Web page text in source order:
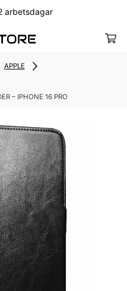
arbetsdagar
APPLE
– IPHONE 16 PRO